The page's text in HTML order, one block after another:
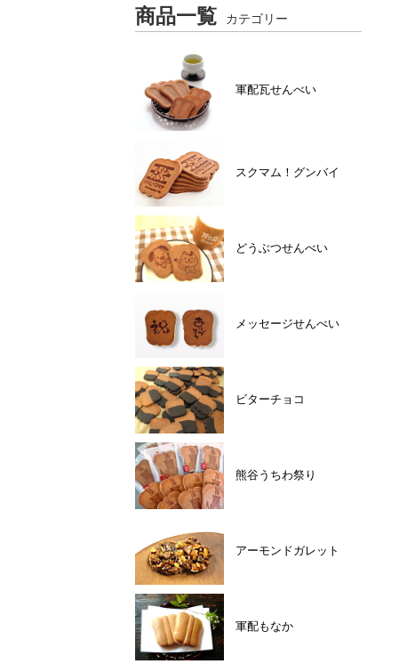
商品一覧 カテゴリー
軍配瓦せんべい
スクマム！グンバイ
どうぶつせんべい
メッセージせんべい
ビターチョコ
熊谷うちわ祭り
アーモンドガレット
軍配もなか